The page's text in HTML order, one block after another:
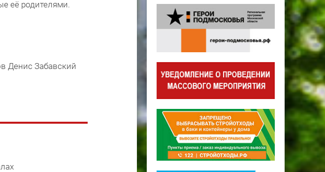
её родителями.
Денис Забавский